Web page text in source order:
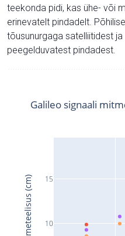
teekonda pidi, kas ühe- või
erinevatelt pindadelt.
tõusunurgaga satelliitidest
peegelduvatest pindadest.
10
15
Galileo signaali